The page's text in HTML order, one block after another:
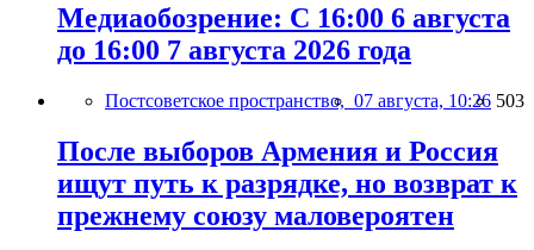
Медиаобозрение: С 16:00 6 августа
до 16:00 7 августа 2026 года
Постсоветское пространство, 07 августа, 10:26 503
После выборов Армения и Россия
ищут путь к разрядке, но возврат к
прежнему союзу маловероятен